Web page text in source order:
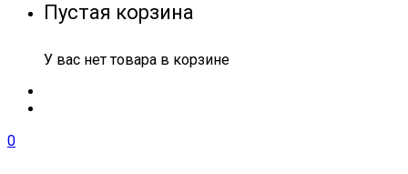
Пустая корзина
У вас нет товара в корзине
0